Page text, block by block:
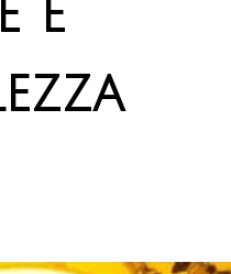
e